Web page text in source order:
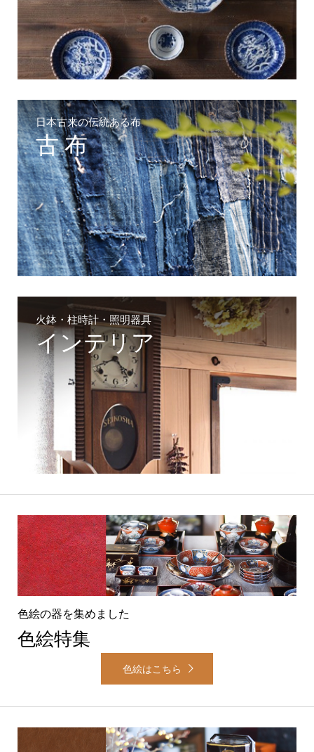
日本古来の伝統ある布
古 布
火鉢・柱時計・照明器具
インテリア
色絵の器を集めました
色絵特集
色絵はこちら